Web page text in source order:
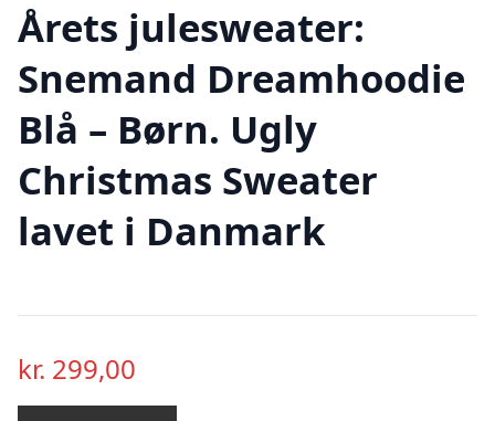
Årets julesweater:
Snemand Dreamhoodie
Blå – Børn. Ugly
Christmas Sweater
lavet i Danmark
kr. 299,00